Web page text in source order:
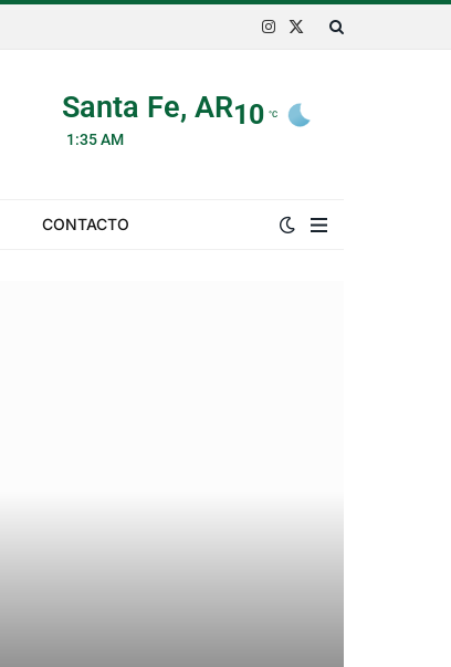
Instagram
X
Santa Fe, AR
1:35 AM
10 °C
CONTACTO